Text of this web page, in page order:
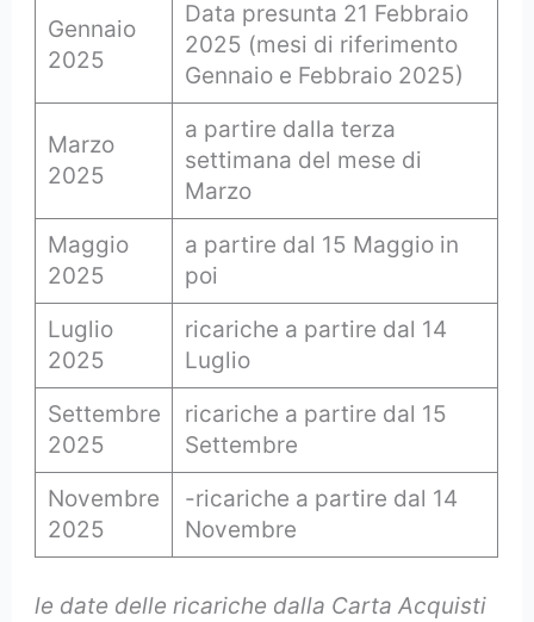
Gennaio
2025
Data presunta 21 Febbraio
2025 (mesi di riferimento
Gennaio e Febbraio 2025)
Marzo
2025
a partire dalla terza
settimana del mese di
Marzo
Maggio
2025
a partire dal 15 Maggio in
poi
Luglio
2025
ricariche a partire dal 14
Luglio
Settembre
2025
ricariche a partire dal 15
Settembre
Novembre
2025
-ricariche a partire dal 14
Novembre
le date delle ricariche dalla Carta Acquisti